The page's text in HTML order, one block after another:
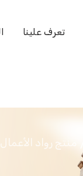
تعرف علينا
منتج رواد الأعمال